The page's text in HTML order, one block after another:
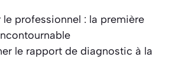
le professionnel : la première
le rapport de diagnostic à la